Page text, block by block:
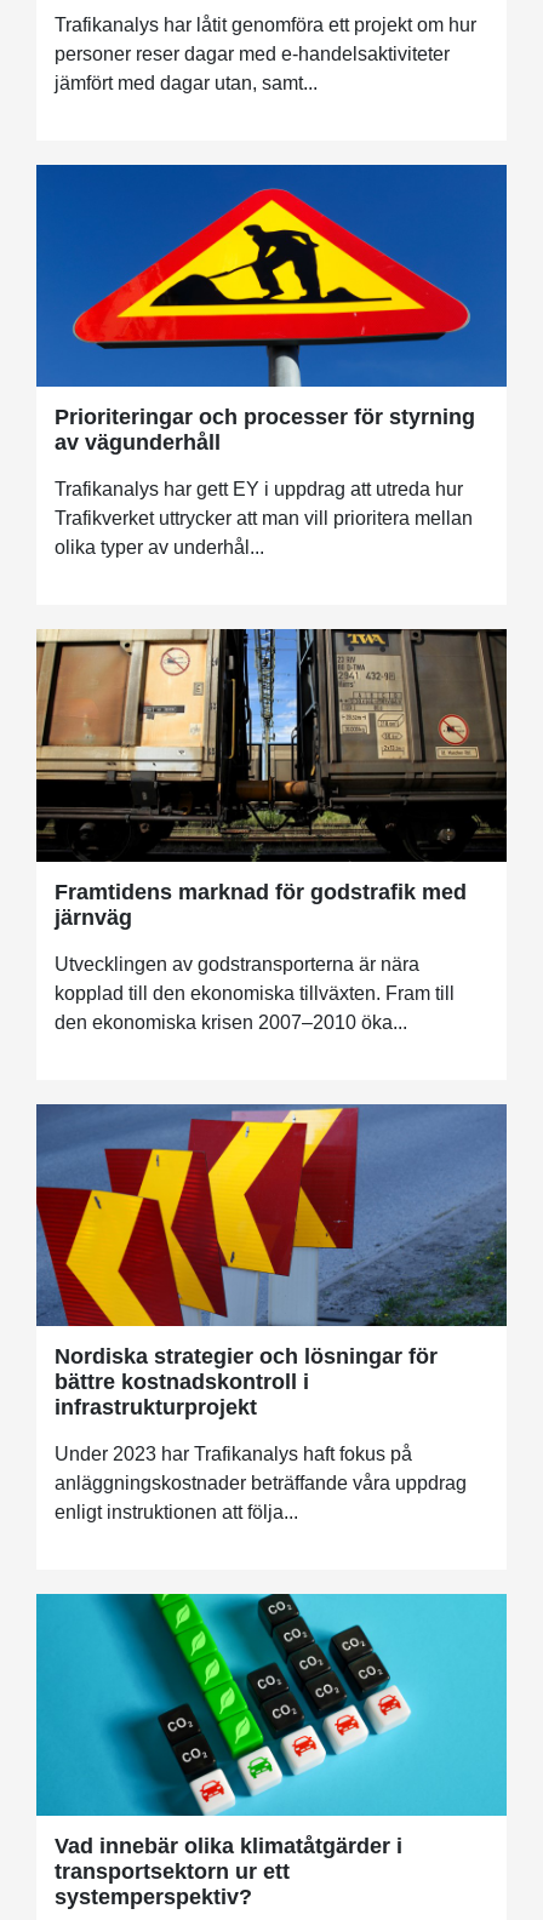
Trafikanalys har låtit genomföra ett projekt om hur
personer reser dagar med e-handelsaktiviteter
jämfört med dagar utan, samt...
Prioriteringar och processer för styrning
av vägunderhåll
Trafikanalys har gett EY i uppdrag att utreda hur
Trafikverket uttrycker att man vill prioritera mellan
olika typer av underhål...
Framtidens marknad för godstrafik med
järnväg
Utvecklingen av godstransporterna är nära
kopplad till den ekonomiska tillväxten. Fram till
den ekonomiska krisen 2007–2010 öka...
Nordiska strategier och lösningar för
bättre kostnadskontroll i
infrastrukturprojekt
Under 2023 har Trafikanalys haft fokus på
anläggningskostnader beträffande våra uppdrag
enligt instruktionen att följa...
Vad innebär olika klimatåtgärder i
transportsektorn ur ett
systemperspektiv?